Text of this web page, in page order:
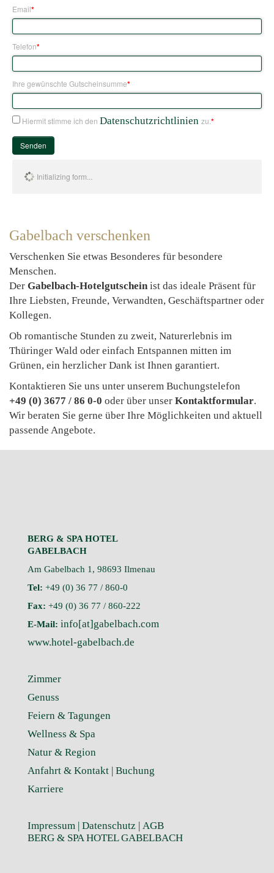
Email*
Telefon*
Ihre gewünschte Gutscheinsumme*
Hiermit stimme ich den Datenschutzrichtlinien zu. *
Senden
Initializing form...
Gabelbach verschenken
Verschenken Sie etwas Besonderes für besondere
Menschen.
Der Gabelbach-Hotelgutscheinist das ideale Präsent für
Ihre Liebsten, Freunde, Verwandten, Geschäftspartner oder
Kollegen.
Ob romantische Stunden zu zweit, Naturerlebnis im
Thüringer Wald oder einfach Entspannen mitten im
Grünen, ein herzlicher Dank ist Ihnen garantiert.
Kontaktieren Sie uns unter unserem Buchungstelefon
+49 (0) 3677 / 86 0-0 oder über unser Kontaktformular.
Wir beraten Sie gerne über Ihre Möglichkeiten und aktuell
passende Angebote.
BERG & SPA HOTEL
GABELBACH
Am Gabelbach 1, 98693 Ilmenau
Tel: +49 (0) 36 77 / 860-0
Fax: +49 (0) 36 77 / 860-222
E-Mail: info[at]gabelbach.com
www.hotel-gabelbach.de
Zimmer
Genuss
Feiern & Tagungen
Wellness & Spa
Natur & Region
Anfahrt & Kontakt | Buchung
Karriere
Impressum | Datenschutz | AGB
BERG & SPA HOTEL GABELBACH